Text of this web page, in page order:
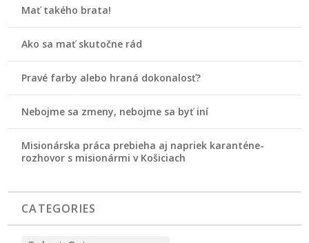
Mať takého brata!
Ako sa mať skutočne rád
Pravé farby alebo hraná dokonalosť?
Nebojme sa zmeny, nebojme sa byť iní
Misionárska práca prebieha aj napriek karanténe-
rozhovor s misionármi v Košiciach
CATEGORIES